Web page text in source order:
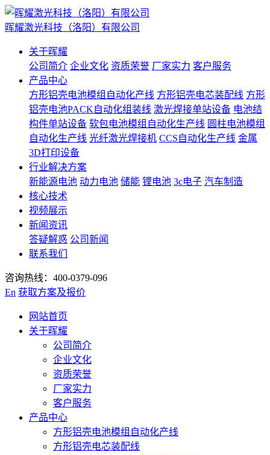
晖耀激光科技（洛阳）有限公司
关于晖耀
公司简介 企业文化 资质荣誉 厂家实力 客户服务
产品中心
方形铝壳电池模组自动化产线 方形铝壳电芯装配线 方形
铝壳电池PACK自动化组装线 激光焊接单站设备 电池结
构件单站设备 软包电池模组自动化生产线 圆柱电池模组
自动化生产线 光纤激光焊接机 CCS自动化生产线 金属
3D打印设备
行业解决方案
新能源电池 动力电池 储能 锂电池 3c电子 汽车制造
核心技术
视频展示
新闻资讯
答疑解惑 公司新闻
联系我们
咨询热线：400-0379-096
En 获取方案及报价
网站首页
关于晖耀
公司简介
企业文化
资质荣誉
厂家实力
客户服务
产品中心
方形铝壳电池模组自动化产线
方形铝壳电芯装配线